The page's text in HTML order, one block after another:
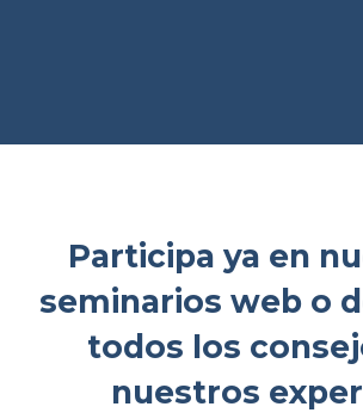
Participa ya en
seminarios web o
todos los
nuestros